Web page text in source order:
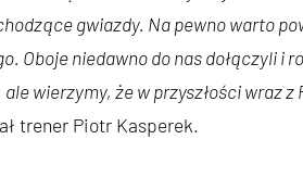
gwiazdy. Na pewno warto
Oboje niedawno do nas dołączyli i
wierzymy, że w przyszłości wraz z
trener Piotr Kasperek.